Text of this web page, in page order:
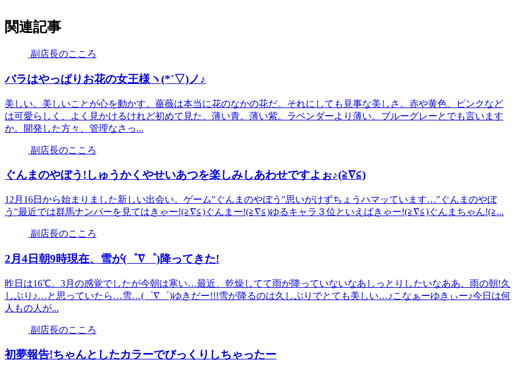
関連記事
副店長のこころ
バラはやっぱりお花の女王様ヽ(*´▽)ノ♪
美しい。美しいことが心を動かす。薔薇は本当に花のなかの花だ。それにしても見事な美しさ。赤や黄色、ピンクなど
は可愛らしく、よく見かけるけれど初めて見た、薄い青。薄い紫。ラベンダーより薄い。ブルーグレーとでも言います
か。開発した方々、管理なさっ...
副店長のこころ
ぐんまのやぼう!しゅうかくやせいあつを楽しみしあわせですよぉ♪(≧∇≦)
12月16日から始まりました新しい出会い。ゲーム"ぐんまのやぼう"思いがけずちょうハマッています…"ぐんまのやぼ
う"最近では群馬ナンバーを見てはきゃー!(≧∇≦)ぐんまー!(≧∇≦)ゆるキャラ３位といえばきゃー!(≧∇≦)ぐんまちゃん!(≧...
副店長のこころ
2月4日朝9時現在、雪が(゜∇゜)降ってきた!
昨日は16℃。3月の感覚でしたが今朝は寒い…最近、乾燥してて雨が降っていないなあしっとりしたいなああ、雨の朝!久
しぶり♪…と思っていたら…雪…(゜∇゜)ゆきだー!!!雪が降るのは久しぶりでとても美しい…♪こなぁーゆきぃー♪今日は何
人もの人が...
副店長のこころ
初夢報告!ちゃんとしたカラーでびっくりしちゃったー